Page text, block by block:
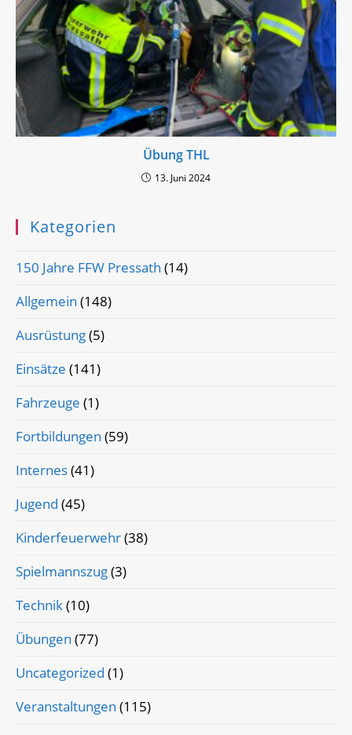
Übung THL
13. Juni 2024
Kategorien
150 Jahre FFW Pressath (14)
Allgemein (148)
Ausrüstung(5)
Einsätze (141)
Fahrzeuge (1)
Fortbildungen (59)
Internes(41)
Jugend (45)
Kinderfeuerwehr(38)
Spielmannszug(3)
Technik(10)
Übungen (77)
Uncategorized (1)
Veranstaltungen (115)